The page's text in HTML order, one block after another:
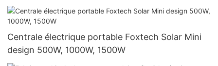
sinusoïdale pure pour la maison
Centrale électrique portable Foxtech Solar Mini
design 500W, 1000W, 1500W